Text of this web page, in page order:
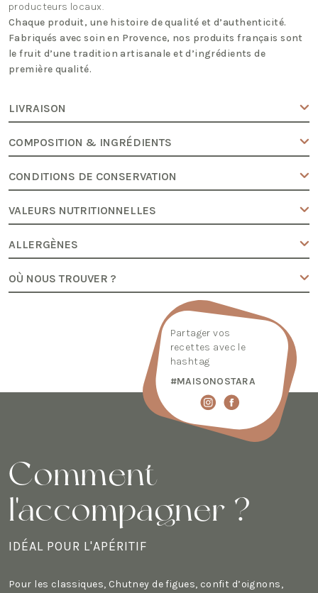
producteurs locaux.
Chaque produit, une histoire de qualité et d’authenticité.
Fabriqués avec soin en Provence, nos produits français sont
le fruit d’une tradition artisanale et d’ingrédients de
première qualité.
LIVRAISON
COMPOSITION & INGRÉDIENTS
CONDITIONS DE CONSERVATION
VALEURS NUTRITIONNELLES
ALLERGÈNES
OÙ NOUS TROUVER ?
Partager vos
recettes avec le
hashtag
#MAISONOSTARA
Comment
l'accompagner ?
IDÉAL POUR L'APÉRITIF
Pour les classiques, Chutney de figues, confit d’oignons,